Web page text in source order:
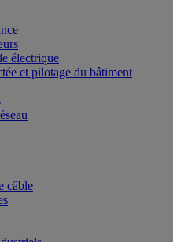
électrique
et pilotage du bâtiment
câble